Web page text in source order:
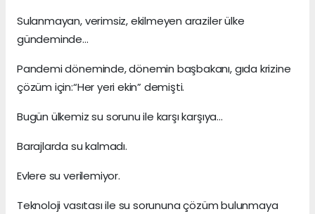
Sulanmayan, verimsiz, ekilmeyen araziler ülke
gündeminde…
Pandemi döneminde, dönemin başbakanı, gıda krizine
çözüm için:“Her yeri ekin” demişti.
Bugün ülkemiz su sorunu ile karşı karşıya…
Barajlarda su kalmadı.
Evlere su verilemiyor.
Teknoloji vasıtası ile su sorununa çözüm bulunmaya